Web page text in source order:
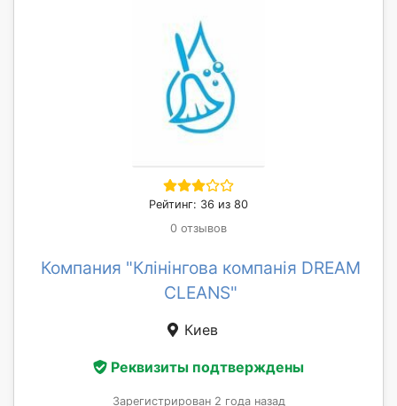
Рейтинг: 36 из 80
0 отзывов
Компания "Клінінгова компанія DREAM
CLEANS"
Киев
Реквизиты подтверждены
Зарегистрирован 2 года назад